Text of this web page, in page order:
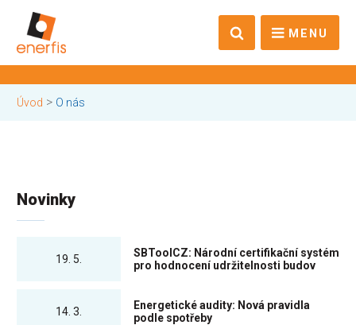
MENU
Úvod > O nás
Novinky
19. 5.
SBToolCZ: Národní certifikační systém
pro hodnocení udržitelnosti budov
14. 3.
Energetické audity: Nová pravidla
podle spotřeby